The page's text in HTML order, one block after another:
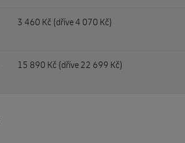
3 460 Kč (dříve 4 070 Kč)
15 890 Kč (dříve 22 699 Kč)